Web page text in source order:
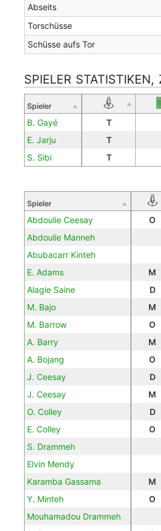
Abseits
Torschüsse
Schüsse aufs Tor
SPIELER
Spieler
B. Gayé T
E. Jarju
T
S. Sibi
T
Spieler
Abdoulie Ceesay O
Abdoulie Manneh
Abubacarr Kinteh
E. Adams
M
Alagie Saine
D
M. Bajo
M
M. Barrow
O
A. Barry
M
A. Bojang
O
J. Ceesay
D
J. Ceesay
M
O. Colley
D
E. Colley
O
S. Drammeh
Elvin Mendy
Karamba Gassama
M
Y. Minteh
O
Mouhamadou Drammeh